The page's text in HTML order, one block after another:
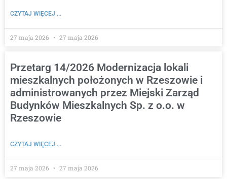
CZYTAJ WIĘCEJ ...
27 maja 2026 27 maja 2026
Przetarg 14/2026 Modernizacja lokali
mieszkalnych położonych w Rzeszowie i
administrowanych przez Miejski Zarząd
Budynków Mieszkalnych Sp. z o.o. w
Rzeszowie
CZYTAJ WIĘCEJ ...
27 maja 2026 27 maja 2026